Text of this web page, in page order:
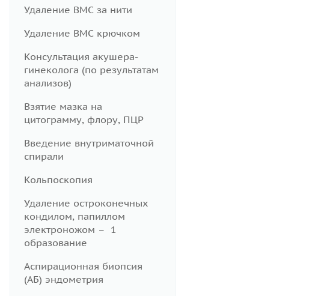
Удаление ВМС за нити
Удаление ВМС крючком
Консультация акушера-
гинеколога (по результатам
анализов)
Взятие мазка на
цитограмму, флору, ПЦР
Введение внутриматочной
спирали
Кольпоскопия
Удаление остроконечных
кондилом, папиллом
электроножом – 1
образование
Аспирационная биопсия
(АБ) эндометрия